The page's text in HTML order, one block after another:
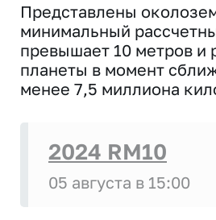
Представлены
минимальный
превышает 10 метров и
планеты в момент
менее 7,5 миллиона
2024 RM10
05 августа в 15:00